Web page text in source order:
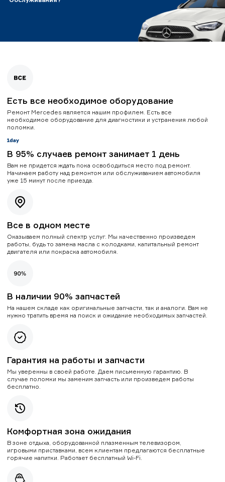
Есть все необходимое оборудование
Ремонт Mercedes является нашим профилем. Есть все
необходимое оборудование для диагностики и устранения любой
поломки.
В 95% случаев ремонт занимает 1 день
Вам не придется ждать пока освободиться место под ремонт.
Начинаем работу над ремонтом или обслуживанием автомобиля
уже 15 минут после приезда.
Все в одном месте
Оказываем полный спектр услуг. Мы качественно произведем
работы, будь то замена масла с колодками, капитальный ремонт
двигателя или покраска автомобиля.
В наличии 90% запчастей
На нашем складе как оригинальные запчасти, так и аналоги. Вам не
нужно тратить время на поиск и ожидание необходимых запчастей.
Гарантия на работы и запчасти
Мы уверенны в своей работе. Даем письменную гарантию. В
случае поломки мы заменим запчасть или произведем работы
бесплатно.
Комфортная зона ожидания
В зоне отдыха, оборудованной плазменным телевизором,
игровыми приставками, всем клиентам предлагаются бесплатные
горячие напитки. Работает бесплатный Wi-Fi.